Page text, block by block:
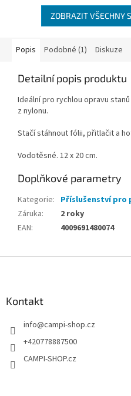
ZOBRAZIT VŠECHNY
Popis Podobné (1) Diskuze
Detailní popis produktu
Ideální pro rychlou opravu
z nylonu.
Stačí stáhnout fólii, přitlačit a
Vodotěsné. 12 x 20 cm.
Doplňkové parametry
Kategorie: Příslušenství pro
Záruka:
2 roky
EAN: 4009691480074
Kontakt
info@campi-shop.cz
+420778887500
CAMPI-SHOP.cz